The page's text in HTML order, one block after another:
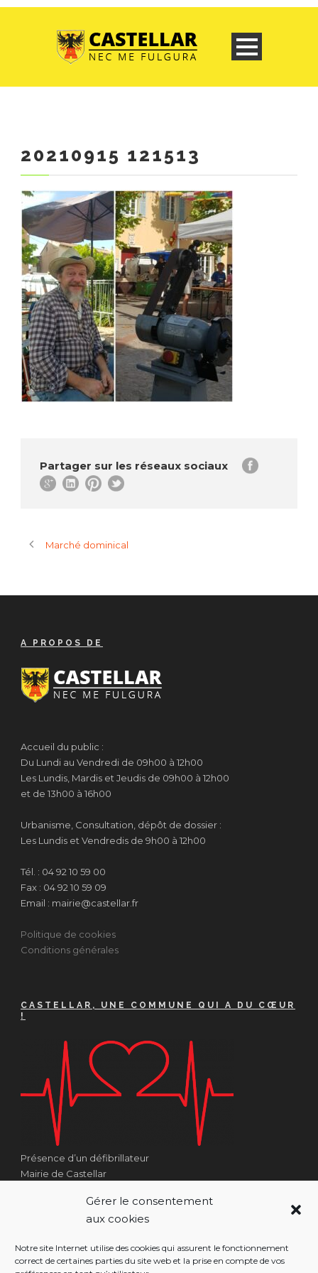
Gérer le consentement
aux cookies
Notre site Internet utilise des cookies qui assurent le fonctionnement
correct de certaines parties du site web et la prise en compte de vos
20210915 121513
Partager sur les réseaux sociaux
Marché dominical
A PROPOS DE
Accueil du public :
Du Lundi au Vendredi de 09h00 à 12h00
Les Lundis, Mardis et Jeudis de 09h00 à 12h00
et de 13h00 à 16h00
Urbanisme, Consultation, dépôt de dossier :
Les Lundis et Vendredis de 9h00 à 12h00
Tél. : 04 92 10 59 00
Fax : 04 92 10 59 09
Email : mairie@castellar.fr
Politique de cookies
Conditions générales
CASTELLAR, UNE COMMUNE QUI A DU CŒUR
!
Présence d’un défibrillateur
Mairie de Castellar
Côté Escalier Rue Sarrail
06500 Castellar